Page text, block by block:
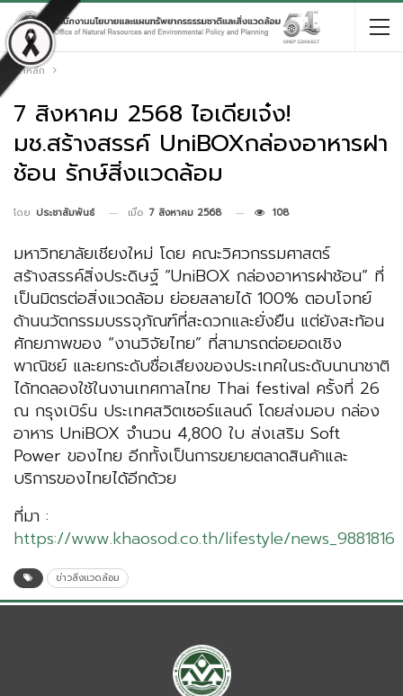
หน้าหลัก
7 สิงหาคม 2568 ไอเดียเจ๋ง!
มช.สร้างสรรค์ UniBOXกล่องอาหารฝา
ช้อน รักษ์สิ่งแวดล้อม
โดย ประชาสัมพันธ์ เมื่อ 7 สิงหาคม 2568 108
มหาวิทยาลัยเชียงใหม่ โดย คณะวิศวกรรมศาสตร์
สร้างสรรค์สิ่งประดิษฐ์ “UniBOX กล่องอาหารฝาช้อน” ที่
เป็นมิตรต่อสิ่งแวดล้อม ย่อยสลายได้ 100% ตอบโจทย์
ด้านนวัตกรรมบรรจุภัณฑ์ที่สะดวกและยั่งยืน แต่ยังสะท้อน
ศักยภาพของ “งานวิจัยไทย” ที่สามารถต่อยอดเชิง
พาณิชย์ และยกระดับชื่อเสียงของประเทศในระดับนานาชาติ
ได้ทดลองใช้ในงานเทศกาลไทย Thai festival ครั้งที่ 26
ณ กรุงเบิร์น ประเทศสวิตเซอร์แลนด์ โดยส่งมอบ กล่อง
อาหาร UniBOX จำนวน 4,800 ใบ ส่งเสริม Soft
Power ของไทย อีกทั้งเป็นการขยายตลาดสินค้าและ
บริการของไทยได้อีกด้วย
ที่มา :
https://www.khaosod.co.th/lifestyle/news_9881816
ข่าวสิ่งแวดล้อม